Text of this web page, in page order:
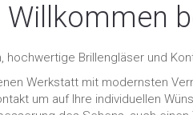
Willkommen
hochwertige Brillengläser und
Werkstatt mit modernsten
um auf Ihre individuellen